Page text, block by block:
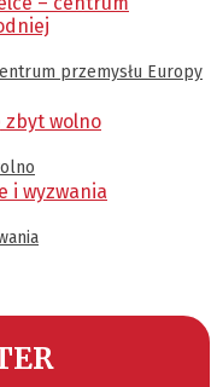
przemysłu Europy